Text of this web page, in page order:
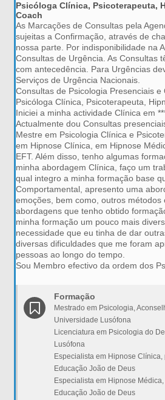
Psicóloga Clínica, Psicoterapeuta,
Coach
As Marcações de Consultas pela
sujeitas a Confirmação, através de
nossa parte. Por indisponibilidade na
Consultas de Urgência. As Consultas
com antecedência. Para Urgências
Serviços de Urgência Nacionais.
Consultas de Psicologia Presenciais e
Psicóloga Clínica, Psicoterapeuta,
Iniciei a minha actividade Clínica em
Actualmente dou Consultas
Mestre em Psicologia Clínica e
em Hipnose Clínica, em Hipnose
EFT. Além disso, tenho algumas
minha abordagem Clínica, faço um
qual integro a minha formação base
Comportamental, apresento uma
emoções, bem como, outros métodos
abordagens que tenho obtido
minha formação um pouco mais
necessidade que eu tinha de dar
diversas dificuldades que me foram
pessoas ao longo do tempo.
Sou Membro efectivo da ordem dos
Formação
Mestrado em Psicologia,
Universidade Lusófona
Licenciatura em Psicologia do
Lusófona
Especialista em Hipnose
Educação João de Deus
Especialista em Hipnose
Educação João de Deus